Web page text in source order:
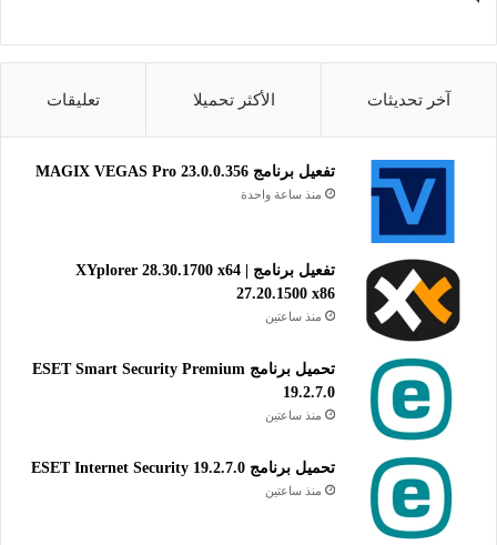
التصنيف: تطبيقات ويندوز، أدوات النظام،
أدوات تنظيف وتحسين النظام، إلغاء
تجزئة القرص الصلب.
آخر تحديثات الأكثر تحميلا تعليقات
تفعيل برنامج MAGIX VEGAS Pro 23.0.0.356
منذ ساعة واحدة
تفعيل برنامج XYplorer 28.30.1700 x64 |
27.20.1500 x86
منذ ساعتين
تحميل برنامج ESET Smart Security Premium
19.2.7.0
منذ ساعتين
تحميل برنامج ESET Internet Security 19.2.7.0
منذ ساعتين